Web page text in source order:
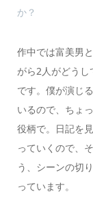
か？
作中では富美男
がら2人がどう
です。僕が演じ
いるので、ちょ
役柄で。日記を
っていくので、
う、シーンの切
っています。